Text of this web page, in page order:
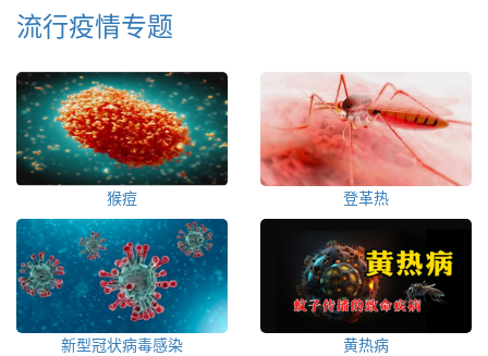
流行疫情专题
猴痘 登革热
新型冠状病毒感染 黄热病